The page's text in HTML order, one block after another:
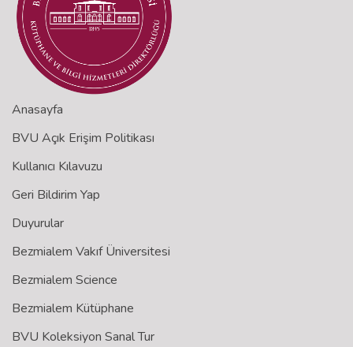
Anasayfa
BVU Açık Erişim Politikası
Kullanıcı Kılavuzu
Geri Bildirim Yap
Duyurular
Bezmialem Vakıf Üniversitesi
Bezmialem Science
Bezmialem Kütüphane
BVU Koleksiyon Sanal Tur